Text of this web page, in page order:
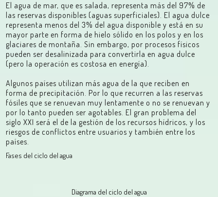
El agua de mar, que es salada, representa más del 97% de
las reservas disponibles (aguas superficiales). El agua dulce
representa menos del 3% del agua disponible y está en su
mayor parte en forma de hielo sólido en los polos y en los
glaciares de montaña. Sin embargo, por procesos físicos
pueden ser desalinizada para convertirla en agua dulce
(pero la operación es costosa en energía).
Algunos países utilizan más agua de la que reciben en
forma de precipitación. Por lo que recurren a las reservas
fósiles que se renuevan muy lentamente o no se renuevan y
por lo tanto pueden ser agotables. El gran problema del
siglo XXI será el de la gestión de los recursos hídricos, y los
riesgos de conflictos entre usuarios y también entre los
países.
Fases del ciclo del agua
Diagrama del ciclo del agua